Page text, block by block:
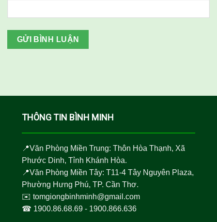
THÔNG TIN BÌNH MINH
📍Văn Phòng Miền Trung: Thôn Hòa Thạnh, Xã
Phước Dinh, Tỉnh Khánh Hòa.
📍Văn Phòng Miền Tây: T11-4 Tây Nguyên Plaza,
Phường Hưng Phú, TP. Cần Thơ.
✉️ tomgiongbinhminh@gmail.com
☎︎ 1900.86.68.69- 1900.866.636